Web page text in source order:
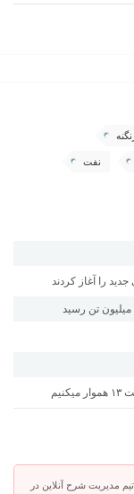
نفت
را آغاز کردند
مدیریت شرح آنلاین در